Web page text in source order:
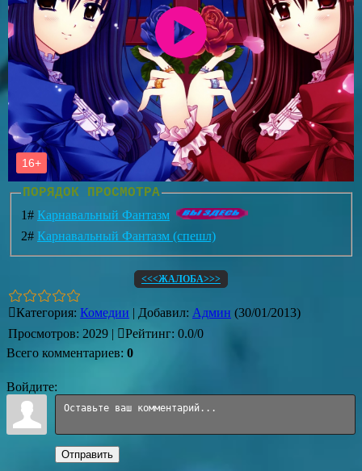
ПОРЯДОК ПРОСМОТРА
1# Карнавальный Фантазм
2# Карнавальный Фантазм (спешл)
<<<ЖАЛОБА>>>
Категория: Комедии | Добавил: Админ (30/01/2013)
Просмотров: 2029 | Рейтинг: 0.0/0
Всего комментариев: 0
Войдите:
Отправить